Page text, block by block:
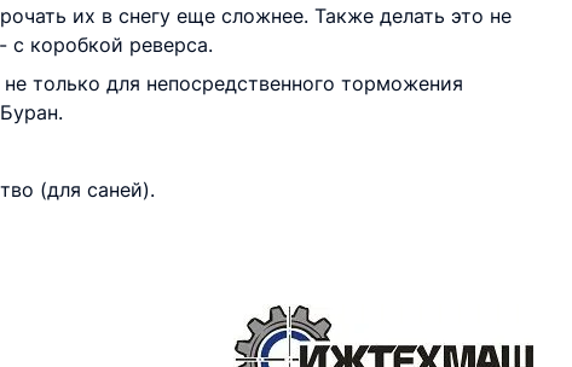
их в снегу еще сложнее. Также делать это не
коробкой реверса.
только для непосредственного торможения
(для саней).